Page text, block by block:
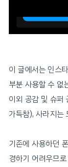
이 글에서는 인스
부분 사용할 수 없
이외 공감 및 슈퍼
가득참), 사라지는
기존에 사용하던
경하기 어려우므